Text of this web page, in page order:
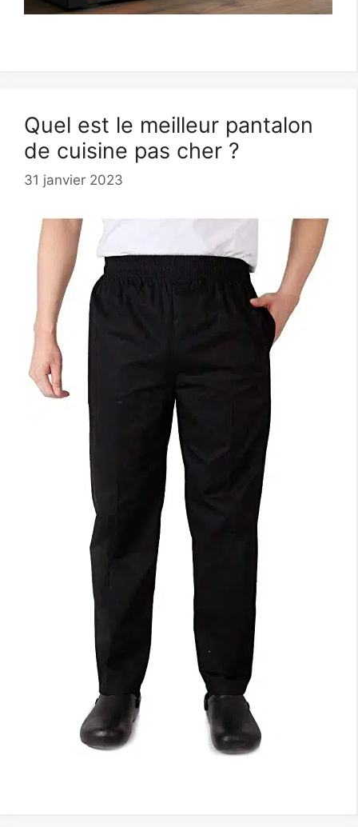
Quel est le meilleur pantalon
de cuisine pas cher ?
31 janvier 2023